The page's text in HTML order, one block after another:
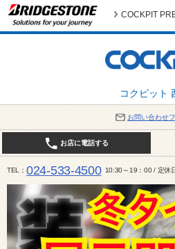
コクピット
COCKPIT
お問い合わせ
お店に電話する
TEL 024-533-4500 10:30～19：00 /